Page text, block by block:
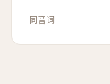
同音词